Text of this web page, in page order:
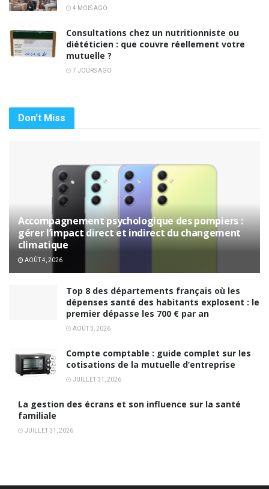
4 MOIS AGO
Consultations chez un nutritionniste ou
diététicien : que couvre réellement votre
mutuelle ?
7 JOURS AGO
Don't Miss
Accompagnement psychologique des pompiers :
gérer l’impact direct et indirect du changement
climatique
AOÛT 4, 2026
Top 8 des départements français où les
dépenses santé des habitants explosent : le
premier dépasse les 700 € par an
AOÛT 3, 2026
Compte comptable : guide complet sur les
cotisations de la mutuelle d’entreprise
JUILLET 31, 2026
La gestion des écrans et son influence sur la santé
familiale
JUILLET 31, 2026